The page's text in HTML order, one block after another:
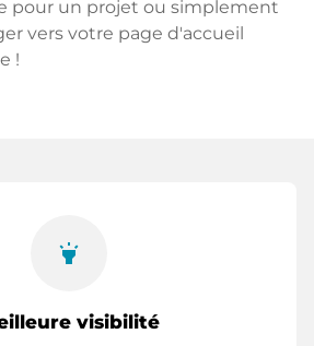
pour un projet ou simplement
vers votre page d'accueil
!
highlight
visibilité